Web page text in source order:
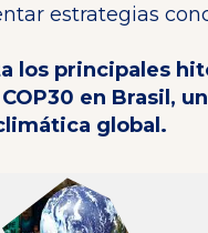
estrategias
los principales
en Brasil,
global.